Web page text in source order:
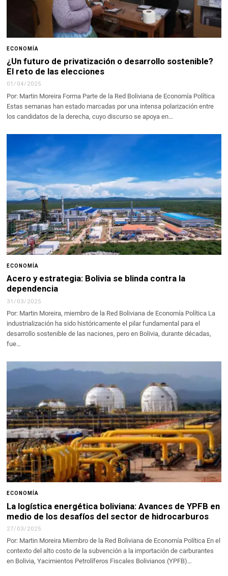
ECONOMÍA
¿Un futuro de privatización o desarrollo sostenible?
El reto de las elecciones
01/04/2025
Por: Martin Moreira Forma Parte de la Red Boliviana de Economía Política
Estas semanas han estado marcadas por una intensa polarización entre
los candidatos de la derecha, cuyo discurso se apoya en…
ECONOMÍA
Acero y estrategia: Bolivia se blinda contra la
dependencia
31/03/2025
Por: Martin Moreira, miembro de la Red Boliviana de Economía Política La
industrialización ha sido históricamente el pilar fundamental para el
desarrollo sostenible de las naciones, pero en Bolivia, durante décadas,
fue…
ECONOMÍA
La logística energética boliviana: Avances de YPFB en
medio de los desafíos del sector de hidrocarburos
27/03/2025
Por: Martin Moreira Miembro de la Red Boliviana de Economía Política En el
contexto del alto costo de la subvención a la importación de carburantes
en Bolivia, Yacimientos Petrolíferos Fiscales Bolivianos (YPFB)…